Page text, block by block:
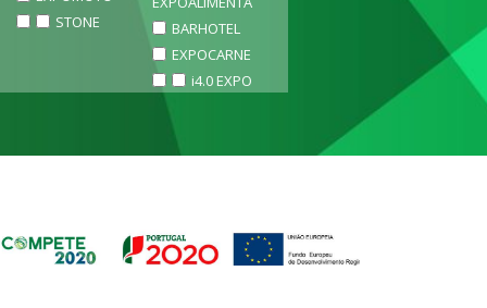
STONE
BARHOTEL
EXPOCARNE
i4.0 EXPO